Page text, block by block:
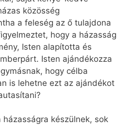
közösség
a feleség az ő tulajdona
hogy a házasság
Isten alapította és
Isten ajándékozza
hogy célba
is lehetne ezt az ajándékot
készülnek, sok